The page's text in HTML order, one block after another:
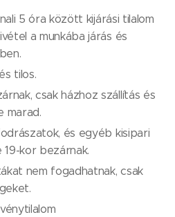
5 óra között kijárási tilalom
a munkába járás és
tilos.
csak házhoz szállítás és
marad.
és egyéb kisipari
kor bezárnak.
nem fogadhatnak, csak